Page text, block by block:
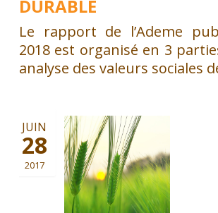
DURABLE
Le rapport de l’Ademe
2018 est organisé en 3
analyse des valeurs sociales
JUIN
28
2017